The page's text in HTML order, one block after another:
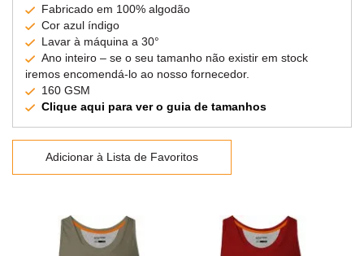
Fabricado em 100% algodão
Cor azul índigo
Lavar à máquina a 30°
Ano inteiro – se o seu tamanho não existir em stock
iremos encomendá-lo ao nosso fornecedor.
160 GSM
Clique aqui para ver o guia de tamanhos
Adicionar à Lista de Favoritos